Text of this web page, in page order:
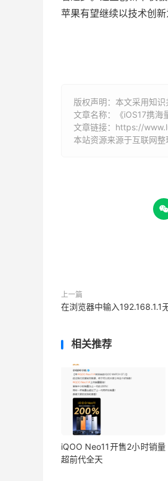
苹果有望继续以技术创
版权声明：本文采用知
文章名称：《iOS17携海
文章链接： https://
本站资源来源于互联网

上一篇
在浏览器中输入192.168.1.1
相关推荐
iQOO Neo11开售2小时销量
超前代全天